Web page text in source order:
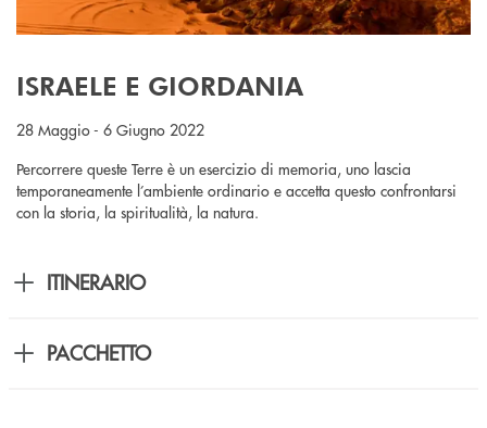
ISRAELE E GIORDANIA
28 Maggio - 6 Giugno 2022
Percorrere queste Terre è un esercizio di memoria, uno lascia
temporaneamente l’ambiente ordinario e accetta questo confrontarsi
con la storia, la spiritualità, la natura.
ITINERARIO
PACCHETTO